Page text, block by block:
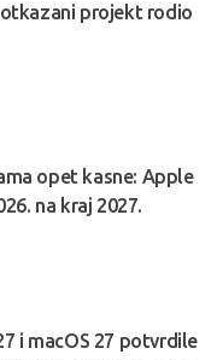
projekt rodio
opet kasne: Apple
na kraj 2027.
i macOS 27 potvrdile